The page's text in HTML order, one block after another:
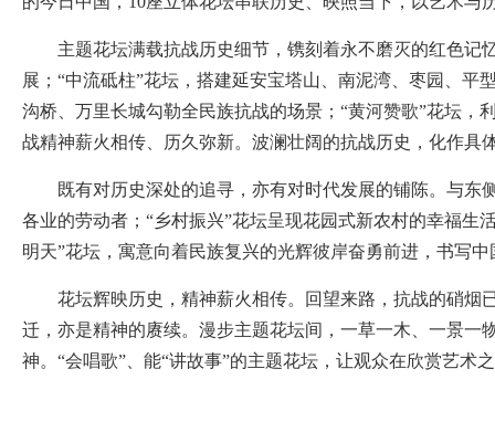
主题花坛满载抗战历史细节，镌刻着永不磨灭的红色记
展；“中流砥柱”花坛，搭建延安宝塔山、南泥湾、枣园、平
沟桥、万里长城勾勒全民族抗战的场景；“黄河赞歌”花坛，
战精神薪火相传、历久弥新。波澜壮阔的抗战历史，化作具
既有对历史深处的追寻，亦有对时代发展的铺陈。与东侧
各业的劳动者；“乡村振兴”花坛呈现花园式新农村的幸福生
明天”花坛，寓意向着民族复兴的光辉彼岸奋勇前进，书写
花坛辉映历史，精神薪火相传。回望来路，抗战的硝烟
迁，亦是精神的赓续。漫步主题花坛间，一草一木、一景
神。“会唱歌”、能“讲故事”的主题花坛，让观众在欣赏艺